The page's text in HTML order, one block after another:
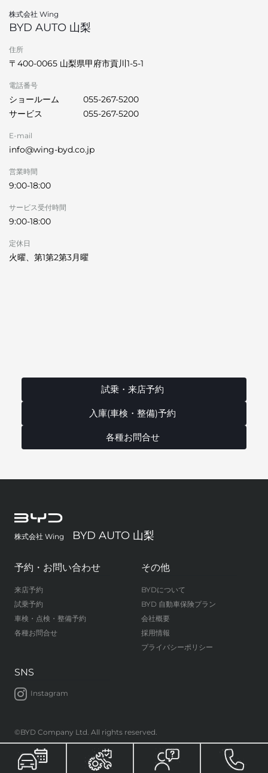
株式会社 Wing
BYD AUTO 山梨
住所
〒400-0065 山梨県甲府市貢川1-5-1
電話番号
ショールーム
055-267-5200
サービス
055-267-5200
E-mail
info@wing-byd.co.jp
営業時間
9:00-18:00
サービス受付時間
9:00-18:00
定休日
火曜、第1第2第3月曜
試乗・来店予約
入庫(車検・整備)予約
各種お問合せ
株式会社 Wing BYD AUTO 山梨
予約・お問い合わせ
来店予約
試乗予約
車検・点検・整備予約
各種お問合せ
その他
BYDについて
BYD 自動車保険プラン
会社概要
採用情報
プライバシーポリシー
SNS
Instagram
©BYD Company Ltd. All rights reserved.